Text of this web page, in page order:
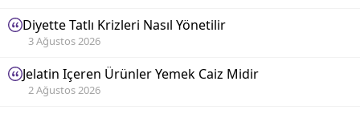
Diyette Tatlı Krizleri Nasıl Yönetilir
3 Ağustos 2026
Jelatin Içeren Ürünler Yemek Caiz Midir
2 Ağustos 2026